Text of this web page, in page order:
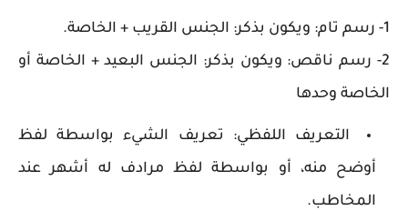
1- رسم تام: ويكون بذكر: الجنس القريب + الخاصة.
2- رسم ناقص: ويكون بذكر: الجنس البعيد + الخاصة أو
الخاصة وحدها
التعريف اللفظي: تعريف الشيء بواسطة لفظ
أوضح منه، أو بواسطة لفظ مرادف له أشهر عند
المخاطب.